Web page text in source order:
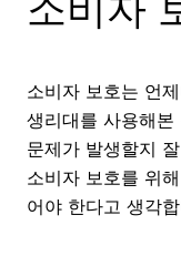
소비자 보호는 언
생리대를 사용해
문제가 발생할지
소비자 보호를 위
어야 한다고 생각